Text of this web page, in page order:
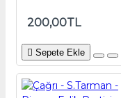
200,00TL
Sepete Ekle